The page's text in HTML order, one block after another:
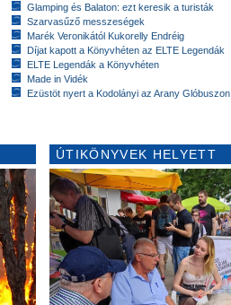
Glamping és Balaton: ezt keresik a turisták
Szarvasűző messzeségek
Marék Veronikától Kukorelly Endréig
Díjat kapott a Könyvhéten az ELTE Legendák
ELTE Legendák a Könyvhéten
Made in Vidék
Ezüstöt nyert a Kodolányi az Arany Glóbuszon
ÚTIKÖNYVEK HELYETT